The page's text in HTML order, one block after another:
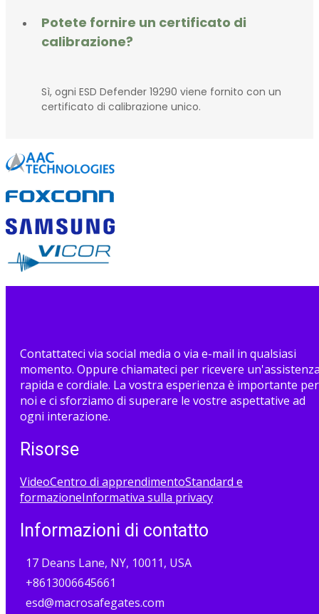
Potete fornire un certificato di
calibrazione?
Sì, ogni ESD Defender 19290 viene fornito con un
certificato di calibrazione unico.
Contattateci via social media o via e-mail in qualsiasi
momento. Oppure chiamateci per ricevere
rapida e cordiale. La vostra esperienza è importante per
noi e ci sforziamo di superare le vostre aspettative ad
ogni interazione.
Risorse
VideoCentro di apprendimentoStandard e
formazioneInformativa sulla privacy
Informazioni di contatto
17 Deans Lane, NY, 10011, USA
+8613006645661
esd@macrosafegates.com